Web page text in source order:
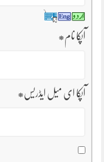
آپکا نام*
آپکا ای میل ایڈریس*